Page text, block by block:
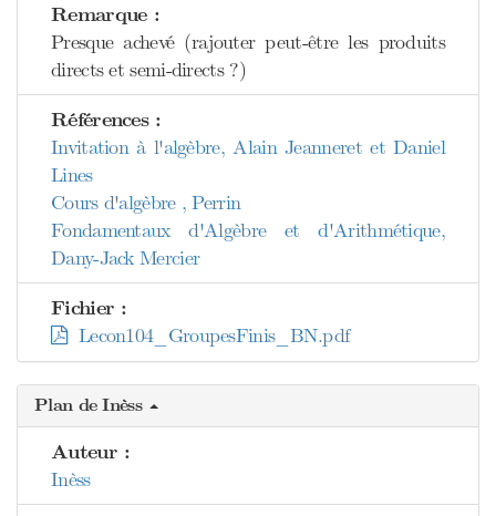
Remarque :
Presque achevé (rajouter peut-être les produits
directs et semi-directs ?)
Références :
Invitation à l'algèbre, Alain Jeanneret et Daniel
Lines
Cours d'algèbre , Perrin
Fondamentaux d'Algèbre et d'Arithmétique,
Dany-Jack Mercier
Fichier :
Lecon104_GroupesFinis_BN.pdf
Plan de Inèss
Auteur :
Inèss